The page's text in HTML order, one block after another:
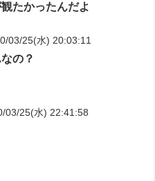
たかったんだよ
03/25(水) 20:03:11
の？
03/25(水) 22:41:58